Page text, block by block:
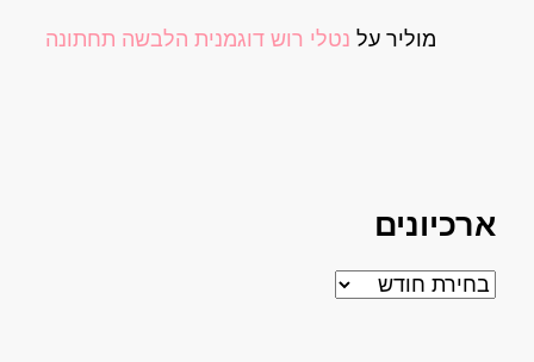
מוליר על נטלי רוש דוגמנית הלבשה תחתונה
ארכיונים
ארכיונים